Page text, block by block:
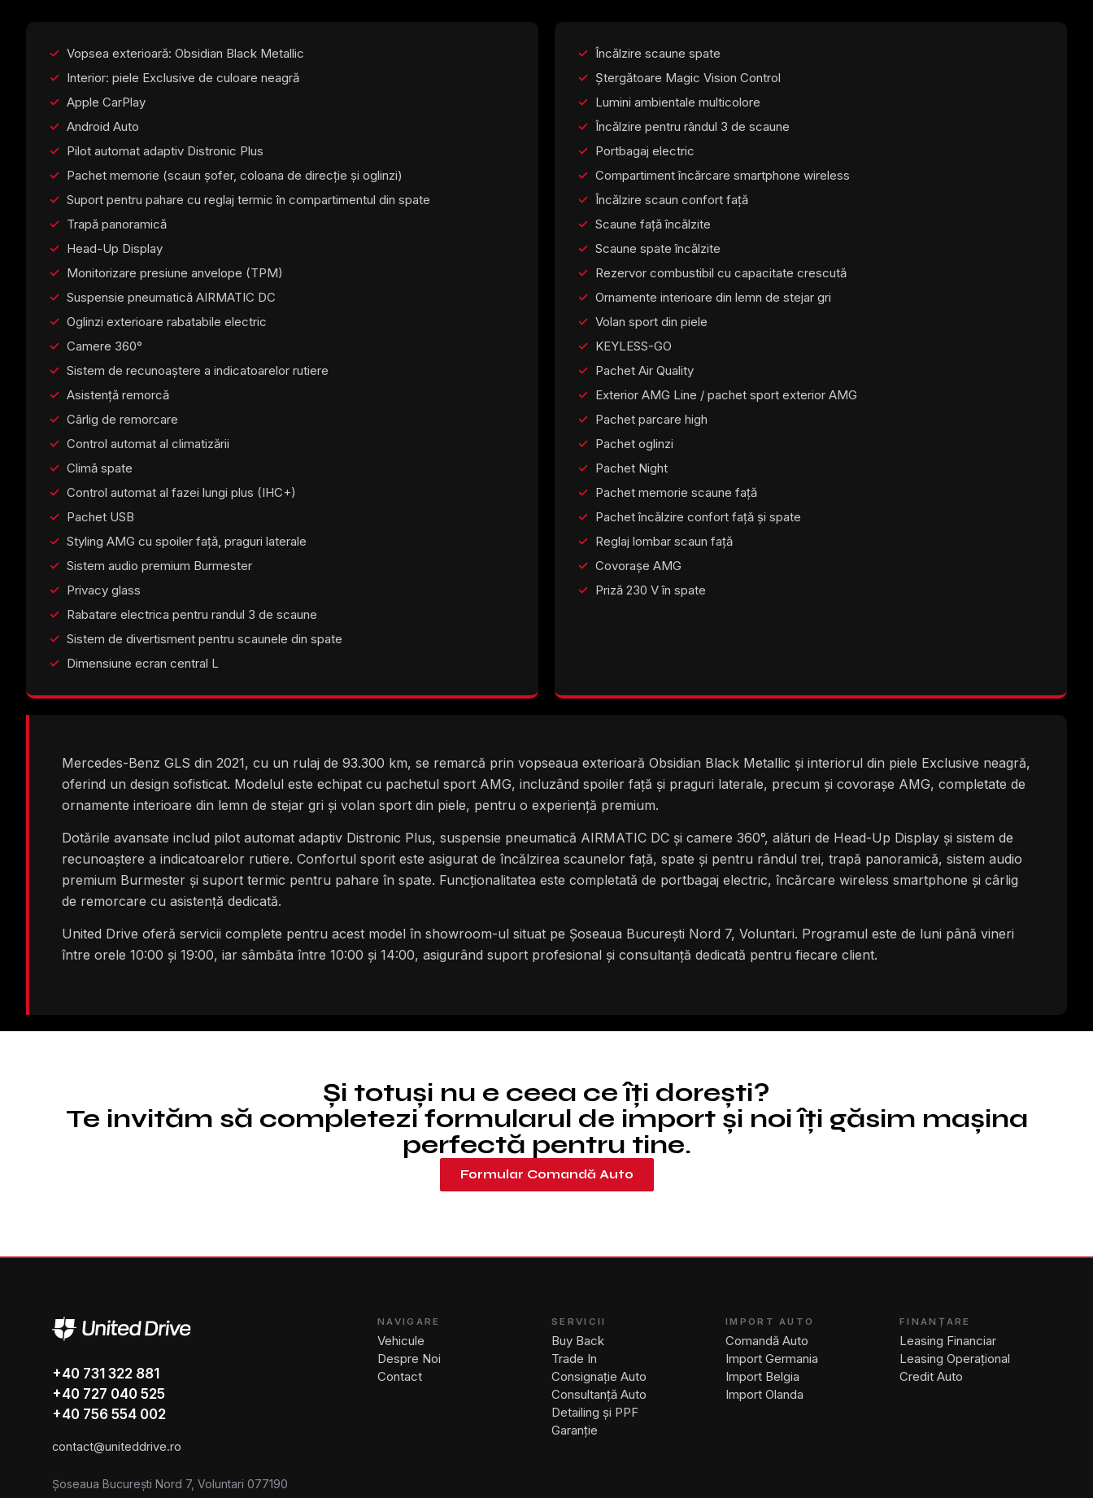
Vopsea exterioară: Obsidian Black Metallic
Interior: piele Exclusive de culoare neagră
Apple CarPlay
Android Auto
Pilot automat adaptiv Distronic Plus
Pachet memorie (scaun șofer, coloana de direcție și oglinzi)
Suport pentru pahare cu reglaj termic în compartimentul din spate
Trapă panoramică
Head-Up Display
Monitorizare presiune anvelope (TPM)
Suspensie pneumatică AIRMATIC DC
Oglinzi exterioare rabatabile electric
Camere 360°
Sistem de recunoaștere a indicatoarelor rutiere
Asistență remorcă
Cârlig de remorcare
Control automat al climatizării
Climă spate
Control automat al fazei lungi plus (IHC+)
Pachet USB
Styling AMG cu spoiler față, praguri laterale
Sistem audio premium Burmester
Privacy glass
Rabatare electrica pentru randul 3 de scaune
Sistem de divertisment pentru scaunele din spate
Dimensiune ecran central L
Încălzire scaune spate
Ștergătoare Magic Vision Control
Lumini ambientale multicolore
Încălzire pentru rândul 3 de scaune
Portbagaj electric
Compartiment încărcare smartphone wireless
Încălzire scaun confort față
Scaune față încălzite
Scaune spate încălzite
Rezervor combustibil cu capacitate crescută
Ornamente interioare din lemn de stejar gri
Volan sport din piele
KEYLESS-GO
Pachet Air Quality
Exterior AMG Line / pachet sport exterior AMG
Pachet parcare high
Pachet oglinzi
Pachet Night
Pachet memorie scaune față
Pachet încălzire confort față și spate
Reglaj lombar scaun față
Covorașe AMG
Priză 230 V în spate
Mercedes-Benz GLS din 2021, cu un rulaj de 93.300 km, se remarcă prin vopseaua exterioară Obsidian Black Metallic și interiorul din piele Exclusive neagră,
oferind un design sofisticat. Modelul este echipat cu pachetul sport AMG, incluzând spoiler față și praguri laterale, precum și covorașe AMG, completate de
ornamente interioare din lemn de stejar gri și volan sport din piele, pentru o experiență premium.
Dotările avansate includ pilot automat adaptiv Distronic Plus, suspensie pneumatică AIRMATIC DC și camere 360°, alături de Head-Up Display și sistem de
recunoaștere a indicatoarelor rutiere. Confortul sporit este asigurat de încălzirea scaunelor față, spate și pentru rândul trei, trapă panoramică, sistem audio
premium Burmester și suport termic pentru pahare în spate. Funcționalitatea este completată de portbagaj electric, încărcare wireless smartphone și cârlig
de remorcare cu asistență dedicată.
United Drive oferă servicii complete pentru acest model în showroom-ul situat pe Șoseaua București Nord 7, Voluntari. Programul este de luni până vineri
între orele 10:00 și 19:00, iar sâmbăta între 10:00 și 14:00, asigurând suport profesional și consultanță dedicată pentru fiecare client.
Și totuși nu e ceea ce îți dorești?
Te invităm să completezi formularul de import și noi îți găsim mașina
perfectă pentru tine.
Formular Comandă Auto
+40 731 322 881
+40 727 040 525
+40 756 554 002
contact@uniteddrive.ro
Șoseaua București Nord 7, Voluntari 077190
NAVIGARE
Vehicule
Despre Noi
Contact
SERVICII
Buy Back
Trade In
Consignație Auto
Consultanță Auto
Detailing și PPF
Garanție
IMPORT AUTO
Comandă Auto
Import Germania
Import Belgia
Import Olanda
FINANȚARE
Leasing Financiar
Leasing Operațional
Credit Auto